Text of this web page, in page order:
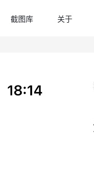
截图库 关于